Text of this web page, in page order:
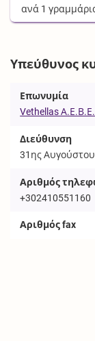
ανά 1
Υπεύθυνος
Επωνυμία
Vethellas Α.Ε.Β.Ε.
Διεύθυνση
31ης
Αριθμός
+302410551160
Αριθμός fax